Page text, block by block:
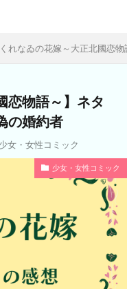
くれなゐの花嫁～大正北國恋
恋物語～】ネタ
の婚約者
少女・女性コミック
少女・女性コミック